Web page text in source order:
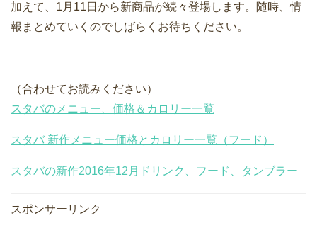
加えて、1月11日から新商品が続々登場します。随時、情
報まとめていくのでしばらくお待ちください。
（合わせてお読みください）
スタバのメニュー、価格＆カロリー一覧
スタバ 新作メニュー価格とカロリー一覧（フード）
スタバの新作2016年12月ドリンク、フード、タンブラー
スポンサーリンク